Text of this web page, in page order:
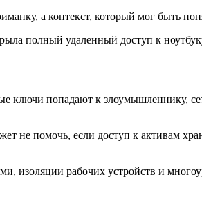
а контекст, который мог быть
полный удаленный доступ к
ключи попадают к злоумышленнику,
не помочь, если доступ к активам
изоляции рабочих устройств и